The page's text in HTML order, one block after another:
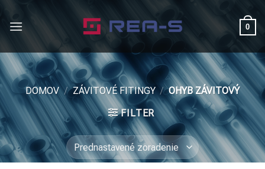
0
DOMOV / ZÁVITOVÉ FITINGY / OHYB ZÁVITOVÝ
FILTER